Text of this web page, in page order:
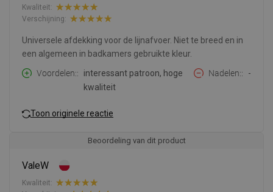
Kwaliteit:
Verschijning:
Universele afdekking voor de lijnafvoer. Niet te breed en in
een algemeen in badkamers gebruikte kleur.
Voordelen:
interessant patroon, hoge
kwaliteit
Nadelen: -
Toon originele reactie
Beoordeling van dit product
ValeW
Kwaliteit: